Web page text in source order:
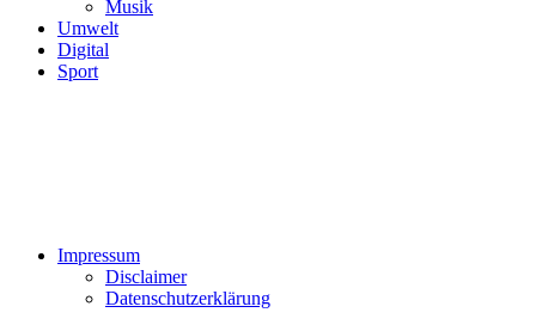
Musik
Umwelt
Digital
Sport
Impressum
Disclaimer
Datenschutzerklärung